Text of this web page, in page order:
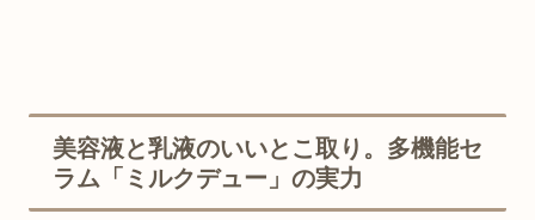
美容液と乳液のいいとこ取り。多機能セ
ラム「ミルクデュー」の実力